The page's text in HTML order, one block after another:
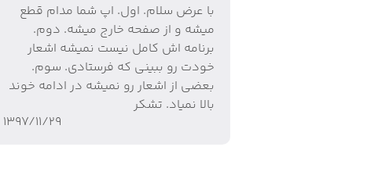
با عرض سلام. اول. اپ شما مدام قطع
میشه و از صفحه خارج میشه. دوم.
برنامه اش کامل نیست نمیشه اشعار
خودت رو ببینی که فرستادی. سوم.
بعضی از اشعار رو نمیشه در ادامه خوند
بالا نمیاد. تشکر
۱۳۹۷/۱۱/۲۹